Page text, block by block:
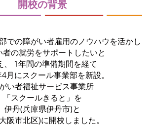
開校の背景
での障がい者雇用のノウハウを活かし
者の就労をサポートしたいと
1年間の準備期間を経て
月にスクール事業部を新設。
い者福祉サービス事業所
「スクールきると」を
伊丹(兵庫県伊丹市)と
阪市北区)に開校しました。